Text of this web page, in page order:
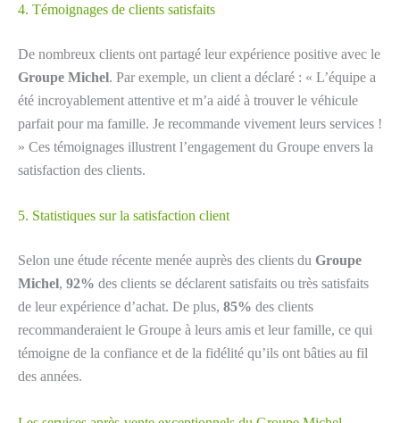
4. Témoignages de clients satisfaits
De nombreux clients ont partagé leur expérience positive avec le
Groupe Michel. Par exemple, un client a déclaré : « L’équipe a
été incroyablement attentive et m’a aidé à trouver le véhicule
parfait pour ma famille. Je recommande vivement leurs services !
» Ces témoignages illustrent l’engagement du Groupe envers la
satisfaction des clients.
5. Statistiques sur la satisfaction client
Selon une étude récente menée auprès des clients du Groupe
Michel, 92% des clients se déclarent satisfaits ou très satisfaits
de leur expérience d’achat. De plus, 85% des clients
recommanderaient le Groupe à leurs amis et leur famille, ce qui
témoigne de la confiance et de la fidélité qu’ils ont bâties au fil
des années.